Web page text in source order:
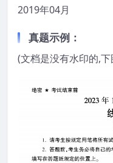
2019年04月
真题示例：
(文档是没有水印的,